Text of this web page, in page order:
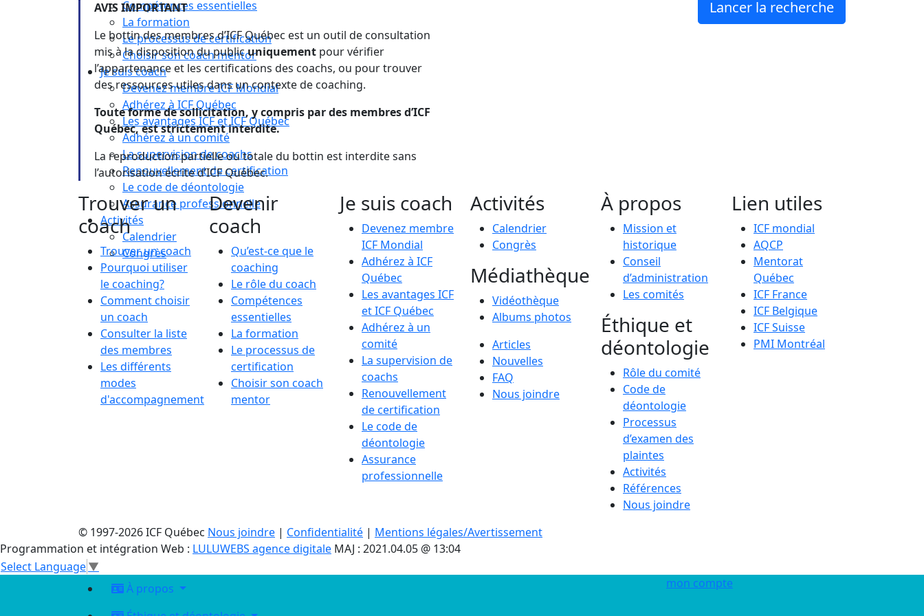
Compétences essentielles
La formation
Le processus de certification
Choisir son coach mentor
Je suis coach
Devenez membre ICF Mondial
Adhérez à ICF Québec
Les avantages ICF et ICF Québec
Adhérez à un comité
La supervision de coachs
Renouvellement de certification
Le code de déontologie
Assurance professionnelle
Activités
Calendrier
Congrès
AVIS IMPORTANT
Le bottin des membres d’ICF Québec est un outil de consultation
mis à la disposition du publicuniquement pour vérifier
l’appartenance et les certifications des coachs, ou pour trouver
des ressources utiles dans un contexte de coaching.
Toute forme de sollicitation, y compris par des membres d’ICF
Québec, est strictement interdite.
La reproduction partielle ou totale du bottin est interdite sans
l’autorisation écrite d’ICF Québec.
Trouver un
coach
Trouver un coach
Pourquoi utiliser
le coaching?
Comment choisir
un coach
Consulter la liste
des membres
Les différents
modes
d'accompagnement
Devenir
coach
Qu’est-ce que le
coaching
Le rôle du coach
Compétences
essentielles
La formation
Le processus de
certification
Choisir son coach
mentor
Je suis coach
Devenez membre
ICF Mondial
Adhérez à ICF
Québec
Les avantages ICF
et ICF Québec
Adhérez à un
comité
La supervision de
coachs
Renouvellement
de certification
Le code de
déontologie
Assurance
professionnelle
Activités
Calendrier
Congrès
Médiathèque
Vidéothèque
Albums photos
Articles
Nouvelles
FAQ
Nous joindre
À propos
Mission et
historique
Conseil
d’administration
Les comités
Éthique et
déontologie
Rôle du comité
Code de
déontologie
Processus
d’examen des
plaintes
Activités
Références
Nous joindre
Lien utiles
ICF mondial
AQCP
Mentorat
Québec
ICF France
ICF Belgique
ICF Suisse
PMI Montréal
© 1997-2026 ICF Québec Nous joindre | Confidentialité | Mentions légales/Avertissement
Programmation et intégration Web : LULUWEBS agence digitale MAJ : 2021.04.05 @ 13:04
Select Language▼
À propos
mon compte